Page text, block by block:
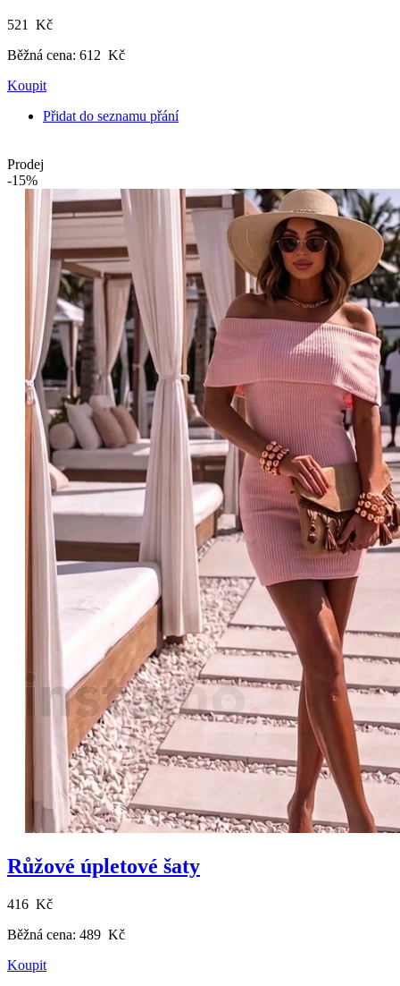
521 Kč
Běžná cena: 612 Kč
Koupit
Přidat do seznamu přání
Prodej
-15%
Růžové úpletové šaty
416 Kč
Běžná cena: 489 Kč
Koupit